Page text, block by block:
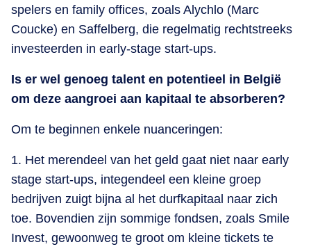
spelers en family offices, zoals Alychlo (Marc
Coucke) en Saffelberg, die regelmatig rechtstreeks
investeerden in early-stage start-ups.
Is er wel genoeg talent en potentieel in België
om deze aangroei aan kapitaal te absorberen?
Om te beginnen enkele nuanceringen:
1. Het merendeel van het geld gaat niet naar early
stage start-ups, integendeel een kleine groep
bedrijven zuigt bijna al het durfkapitaal naar zich
toe. Bovendien zijn sommige fondsen, zoals Smile
Invest, gewoonweg te groot om kleine tickets te